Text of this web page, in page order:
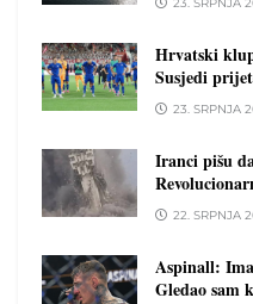
Hrvatski
Susjedi
23. SRPNJA
Iranci pišu
22. SRPNJA
Aspinall:
Gledao sam